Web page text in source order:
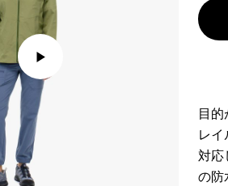
目
レ
対応
の防